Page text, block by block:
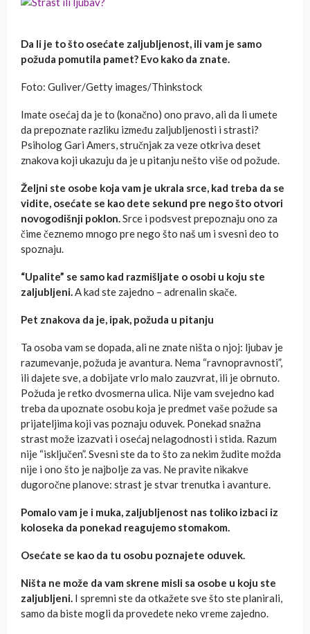
Da li je to što osećate zaljubljenost, ili vam je samo
požuda pomutila pamet? Evo kako da znate.
Foto: Guliver/Getty images/Thinkstock
Imate osećaj da je to (konačno) ono pravo, ali da li umete
da prepoznate razliku između zaljubljenosti i strasti?
Psiholog Gari Amers, stručnjak za veze otkriva deset
znakova koji ukazuju da je u pitanju nešto više od požude.
Željni ste osobe koja vam je ukrala srce, kad treba da se
vidite, osećate se kao dete sekund pre nego što otvori
novogodišnji poklon.Srce i podsvest prepoznaju ono za
čime čeznemo mnogo pre nego što naš um i svesni deo to
spoznaju.
“Upalite” se samo kad razmišljate o osobi u koju ste
zaljubljeni.A kad ste zajedno – adrenalin skače.
Pet znakova da je, ipak, požuda u pitanju
Ta osoba vam se dopada, ali ne znate ništa o njoj: ljubav je
razumevanje, požuda je avantura. Nema “ravnopravnosti”,
ili dajete sve, a dobijate vrlo malo zauzvrat, ili je obrnuto.
Požuda je retko dvosmerna ulica. Nije vam svejedno kad
treba da upoznate osobu koja je predmet vaše požude sa
prijateljima koji vas poznaju oduvek. Ponekad snažna
strast može izazvati i osećaj nelagodnosti i stida. Razum
nije “isključen”. Svesni ste da to što za nekim žudite možda
nije i ono što je najbolje za vas. Ne pravite nikakve
dugoročne planove: strast je stvar trenutka i avanture.
Pomalo vam je i muka, zaljubljenost nas toliko izbaci iz
koloseka da ponekad reagujemo stomakom.
Osećate se kao da tu osobu poznajete oduvek.
Ništa ne može da vam skrene misli sa osobe u koju ste
zaljubljeni. I spremni ste da otkažete sve što ste planirali,
samo da biste mogli da provedete neko vreme zajedno.